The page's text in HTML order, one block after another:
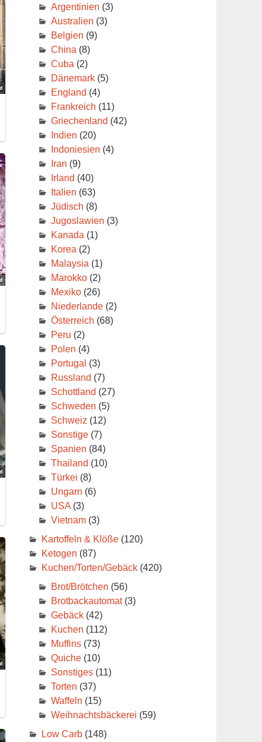
Argentinien (3)
Australien (3)
Belgien (9)
China (8)
Cuba (2)
Dänemark(5)
England (4)
Frankreich (11)
Griechenland (42)
Indien (20)
Indoniesien (4)
Iran (9)
Irland (40)
Italien (63)
Jüdisch (8)
Jugoslawien (3)
Kanada (1)
Korea (2)
Malaysia (1)
Marokko(2)
Mexiko(26)
Niederlande(2)
Österreich (68)
Peru (2)
Polen (4)
Portugal (3)
Russland (7)
Schottland (27)
Schweden (5)
Schweiz (12)
Sonstige(7)
Spanien (84)
Thailand (10)
Türkei (8)
Ungarn (6)
USA(3)
Vietnam(3)
Kartoffeln & Klöße(120)
Ketogen (87)
Kuchen/Torten/Gebäck(420)
Brot/Brötchen (56)
Brotbackautomat(3)
Gebäck(42)
Kuchen (112)
Muffins(73)
Quiche(10)
Sonstiges(11)
Torten (37)
Waffeln (15)
Weihnachtsbäckerei (59)
Low Carb(148)